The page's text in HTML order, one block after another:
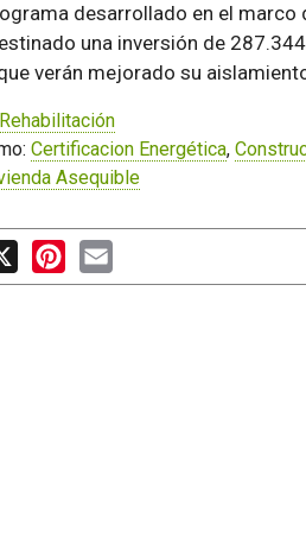
desarrollado en el
una inversión de
verán mejorado su
Rehabilitación
Certificacion Energética,
Asequible
X PinterestEmail